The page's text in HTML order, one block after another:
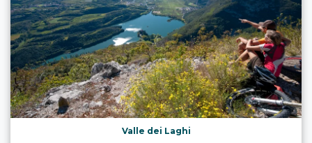
Valle dei Laghi